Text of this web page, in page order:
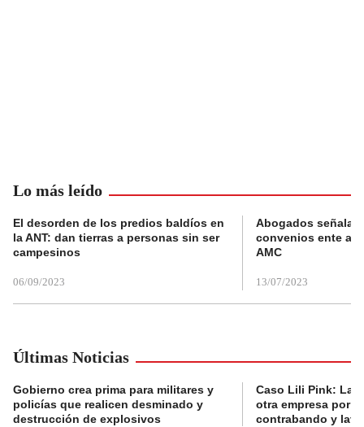
Lo más leído
El desorden de los predios baldíos en
la ANT: dan tierras a personas sin ser
campesinos
06/09/2023
Abogados
convenios ente
AMC
13/07/2023
Últimas Noticias
Gobierno crea prima para militares y
policías que realicen desminado y
destrucción de explosivos
Caso Lili Pink: La
otra empresa por
contrabando y